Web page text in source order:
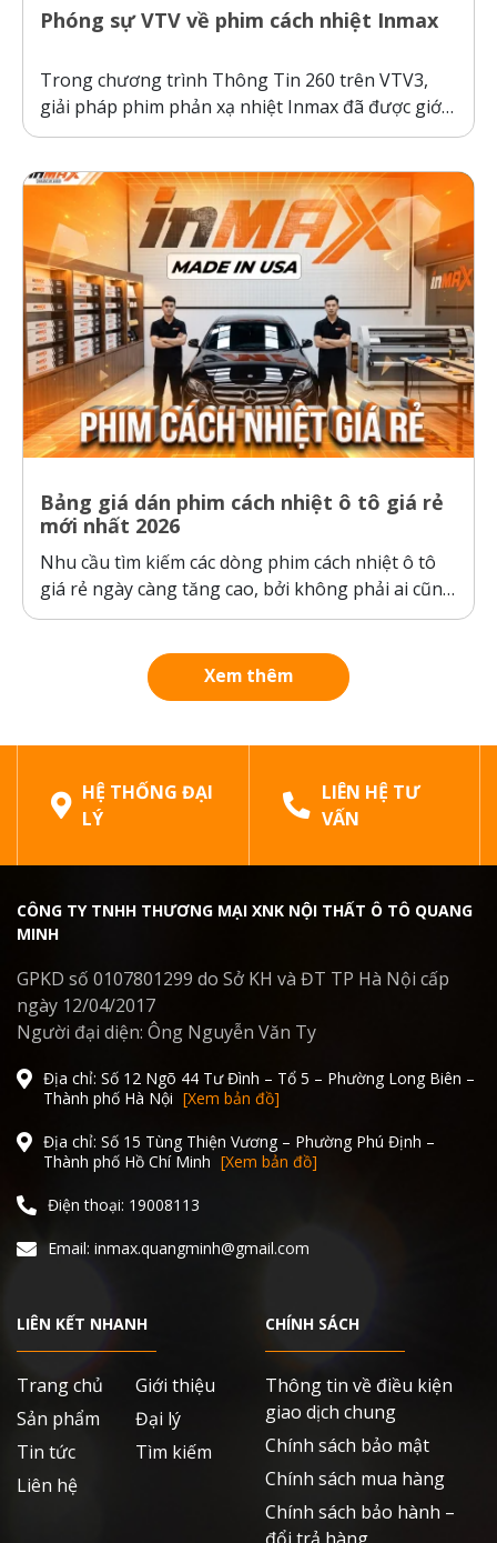
Phóng sự VTV về phim cách nhiệt Inmax
Trong chương trình Thông Tin 260 trên VTV3,
giải pháp phim phản xạ nhiệt Inmax đã được giới
thiệu như một bước tiến công nghệ giúp bảo vệ ô
nóng gay gắt. Thực tế kiểm nghiệm cho thấy, ô...
Bảng giá dán phim cách nhiệt ô tô giá rẻ
mới nhất 2026
Nhu cầu tìm kiếm các dòng phim cách nhiệt ô tô
giá rẻ ngày càng tăng cao, bởi không phải ai cũng
sẵn sàng bỏ ra hàng chục triệu đồng cho một gói
hãng” và “hàng giả, hàng nhái”...
Xem thêm
HỆ THỐNG ĐẠI
LÝ
LIÊN HỆ TƯ
VẤN
CÔNG TY TNHH THƯƠNG MẠI XNK NỘI THẤT Ô TÔ QUANG
MINH
GPKD số 0107801299 do Sở KH và ĐT TP Hà Nội cấp
ngày 12/04/2017
Người đại diện: Ông Nguyễn Văn Ty
Địa chỉ: Số 12 Ngõ 44 Tư Đình – Tổ 5 – Phường Long Biên –
Thành phố Hà Nội [Xem bản đồ]
Địa chỉ: Số 15 Tùng Thiện Vương – Phường Phú Định –
Thành phố Hồ Chí Minh [Xem bản đồ]
Điện thoại: 19008113
Email: inmax.quangminh@gmail.com
LIÊN KẾT NHANH
Trang chủ
Giới thiệu
Sản phẩm
Đại lý
Tin tức
Tìm kiếm
Liên hệ
CHÍNH SÁCH
Thông tin về điều kiện
giao dịch chung
Chính sách bảo mật
Chính sách mua hàng
Chính sách bảo hành –